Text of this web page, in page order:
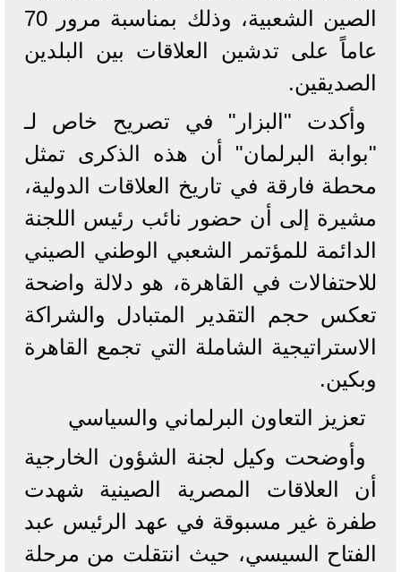
الصين الشعبية، وذلك بمناسبة مرور 70
عاماً على تدشين العلاقات بين البلدين
الصديقين.
​وأكدت "البزار" في تصريح خاص لـ
"بوابة البرلمان" أن هذه الذكرى تمثل
محطة فارقة في تاريخ العلاقات الدولية،
مشيرة إلى أن حضور نائب رئيس اللجنة
الدائمة للمؤتمر الشعبي الوطني الصيني
للاحتفالات في القاهرة، هو دلالة واضحة
تعكس حجم التقدير المتبادل والشراكة
الاستراتيجية الشاملة التي تجمع القاهرة
وبكين.
​تعزيز التعاون البرلماني والسياسي
​وأوضحت وكيل لجنة الشؤون الخارجية
أن العلاقات المصرية الصينية شهدت
طفرة غير مسبوقة في عهد الرئيس عبد
الفتاح السيسي، حيث انتقلت من مرحلة